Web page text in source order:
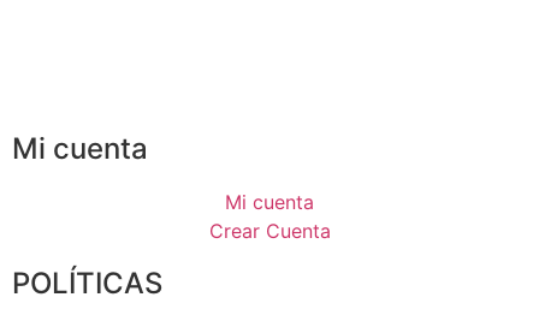
Mi cuenta
Mi cuenta
Crear Cuenta
POLÍTICAS